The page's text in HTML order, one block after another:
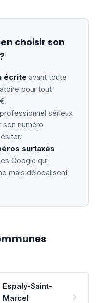
choisir son
écrite avant toute
pour tout
sérieux
son numéro
surtaxés
Google qui
mais délocalisent
Espaly-Saint-
Marcel